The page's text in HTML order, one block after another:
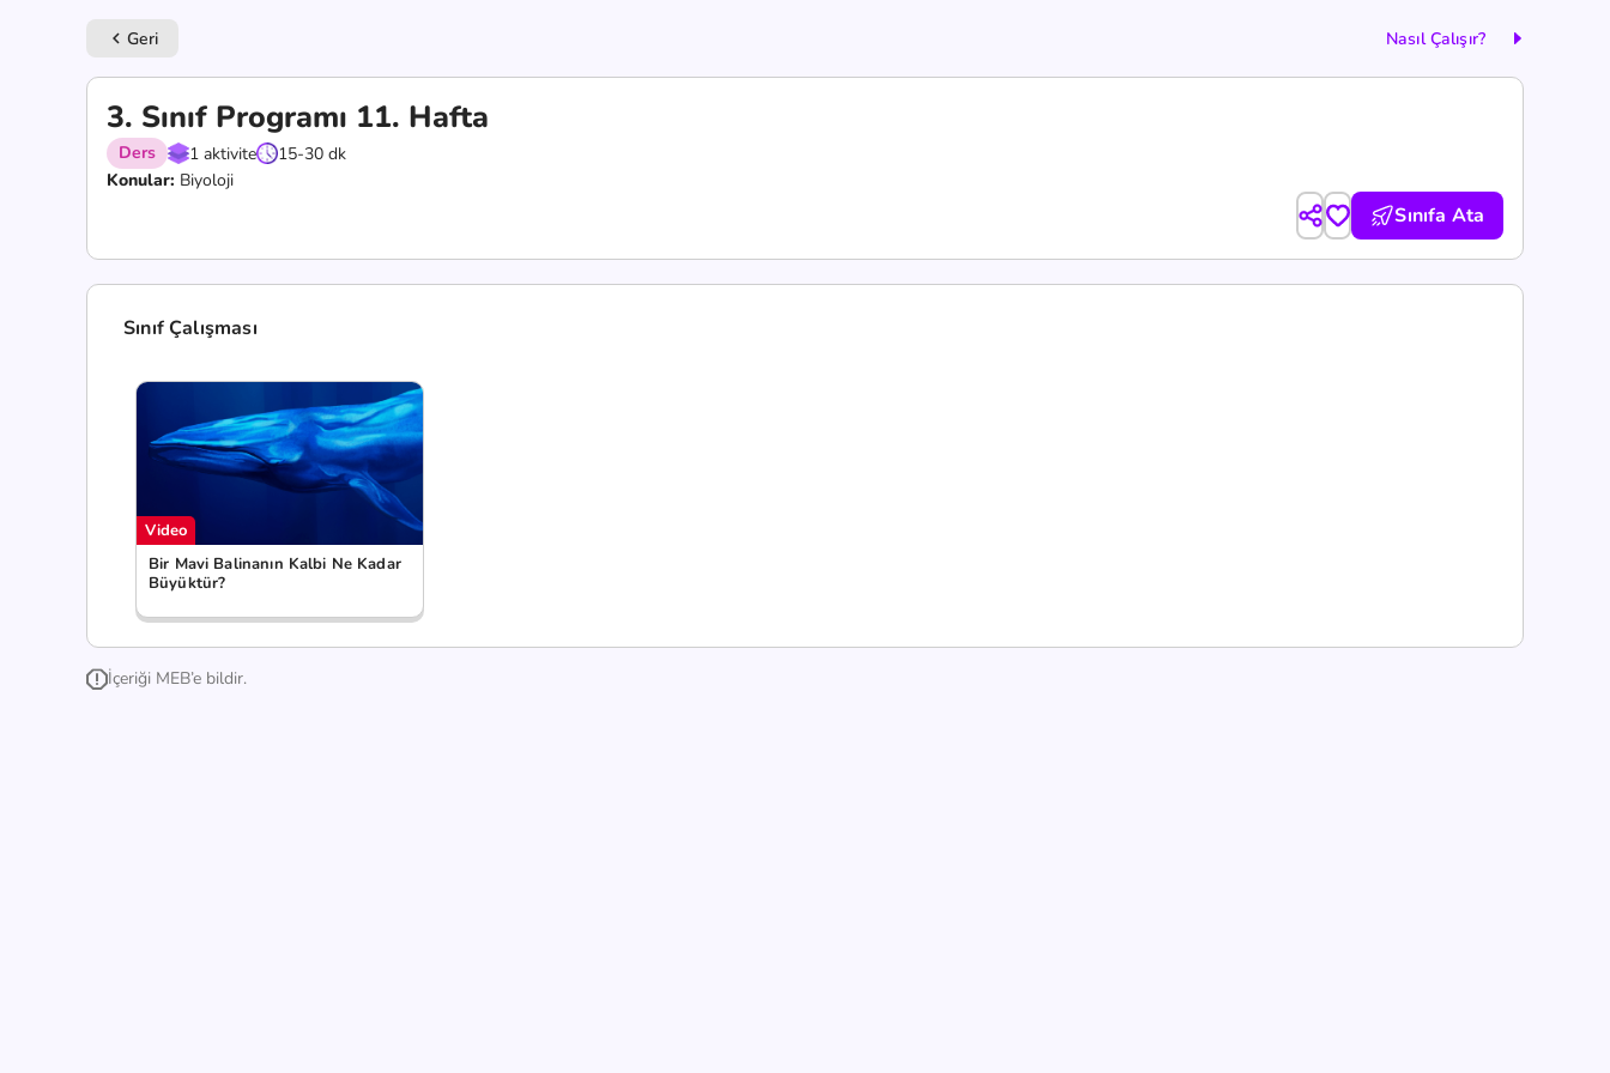
keyboard_arrow_left Geri Nasıl Çalışır?
3. Sınıf Programı 11. Hafta
Ders 1 aktivite
15-30 dk
Konular: Biyoloji
Sınıfa Ata
Sınıf Çalışması
Video
Bir Mavi Balinanın Kalbi Ne Kadar
Büyüktür?
İçeriği MEB’e bildir.